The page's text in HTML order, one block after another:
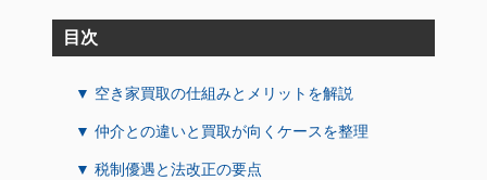
目次
▼ 空き家買取の仕組みとメリットを解説
▼ 仲介との違いと買取が向くケースを整理
▼ 税制優遇と法改正の要点